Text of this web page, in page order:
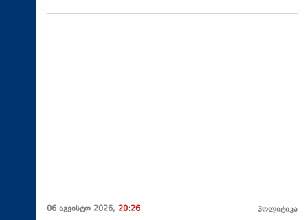
06 აგვისტო 2026, 20:26 პოლიტიკა